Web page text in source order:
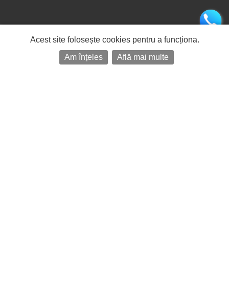
Acest site folosește cookies pentru a funcționa.
Am înțeles
Află mai multe